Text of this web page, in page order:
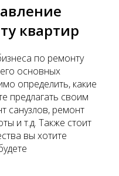
квартир
по ремонту
основных
определить, какие
предлагать своим
санузлов, ремонт
и т.д. Также стоит
вы хотите